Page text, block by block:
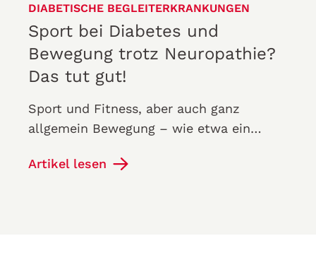
DIABETISCHE BEGLEITERKRANKUNGEN
Sport bei Diabetes und
Bewegung trotz Neuropathie?
Das tut gut!
Sport und Fitness, aber auch ganz
allgemein Bewegung – wie etwa ein
Lebensqualität. Wer Sport macht und
Artikel lesen